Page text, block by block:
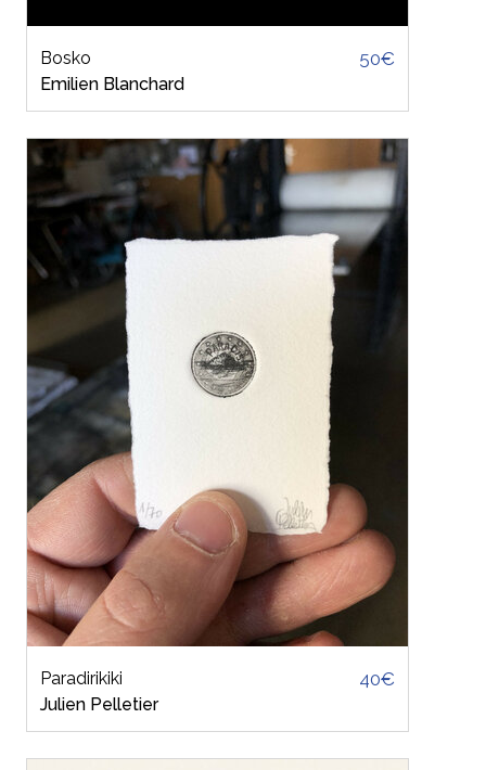
Bosko
Emilien Blanchard
50€
Paradirikiki
Julien Pelletier
40€